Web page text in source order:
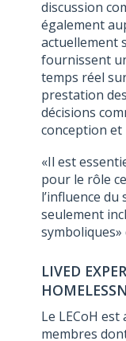
discussion
également
actuellement
fournissent
temps réel
prestation
décisions
conception et
«Il est
pour le rôle
l’influence du
seulement
symboliques»
LIVED
Le LECoH
membres